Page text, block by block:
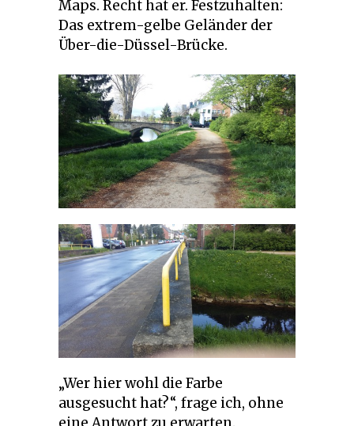
Maps. Recht hat er. Festzuhalten:
Das extrem-gelbe Geländer der
Über-die-Düssel-Brücke.
„Wer hier wohl die Farbe
ausgesucht hat?“, frage ich, ohne